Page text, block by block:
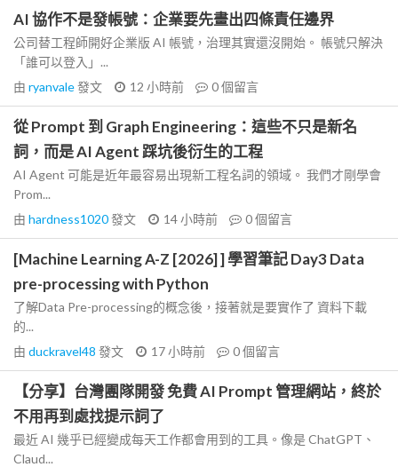
AI 協作不是發帳號：企業要先畫出四條責任邊界
公司替工程師開好企業版 AI 帳號，治理其實還沒開始。 帳號只解決
「誰可以登入」...
由 ryanvale發文 12 小時前 0個留言
從 Prompt 到 Graph Engineering：這些不只是新名
詞，而是 AI Agent 踩坑後衍生的工程
AI Agent 可能是近年最容易出現新工程名詞的領域。 我們才剛學會
Prom...
由 hardness1020發文 14 小時前 0個留言
[Machine Learning A-Z [2026] ] 學習筆記 Day3 Data
pre-processing with Python
了解Data Pre-processing的概念後，接著就是要實作了 資料下載
的...
由 duckravel48 發文 17 小時前 0個留言
【分享】台灣團隊開發 免費 AI Prompt 管理網站，終於
不用再到處找提示詞了
最近 AI 幾乎已經變成每天工作都會用到的工具。像是 ChatGPT、
Claud...